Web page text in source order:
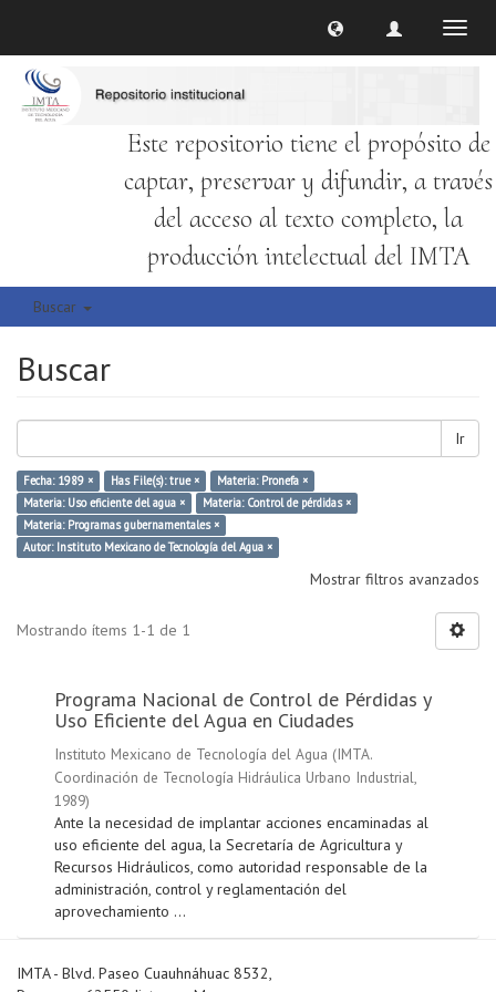
Este repositorio tiene el propósito de
captar, preservar y difundir, a través
del acceso al texto completo, la
producción intelectual del IMTA
Buscar
Buscar
Ir
Fecha: 1989 × Has File(s): true ×
Materia: Pronefa ×
Materia: Uso eficiente del agua ×
Materia: Control de pérdidas ×
Materia: Programas gubernamentales ×
Autor: Instituto Mexicano de Tecnología del Agua ×
Mostrar filtros avanzados
Mostrando ítems 1-1 de 1
Programa Nacional de Control de Pérdidas y
Uso Eficiente del Agua en Ciudades
Instituto Mexicano de Tecnología del Agua (IMTA.
Coordinación de Tecnología Hidráulica Urbano Industrial,
1989)
Ante la necesidad de implantar acciones encaminadas al
uso eficiente del agua, la Secretaría de Agricultura y
Recursos Hidráulicos, como autoridad responsable de la
administración, control y reglamentación del
aprovechamiento ...
IMTA - Blvd. Paseo Cuauhnáhuac 8532,